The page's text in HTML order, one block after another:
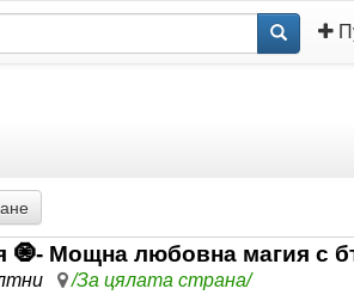
/За цялата страна/